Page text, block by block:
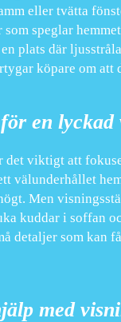
eller tvätta
speglar
plats där
köpare om att
en lyckad
det viktigt att
välunderhållet
Men
kuddar i soffan
detaljer som kan
med